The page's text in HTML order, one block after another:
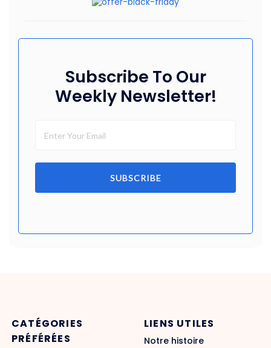
Subscribe To Our
Weekly Newsletter!
SUBSCRIBE
CATÉGORIES
PRÉFÉRÉES
LIENS UTILES
Notre histoire